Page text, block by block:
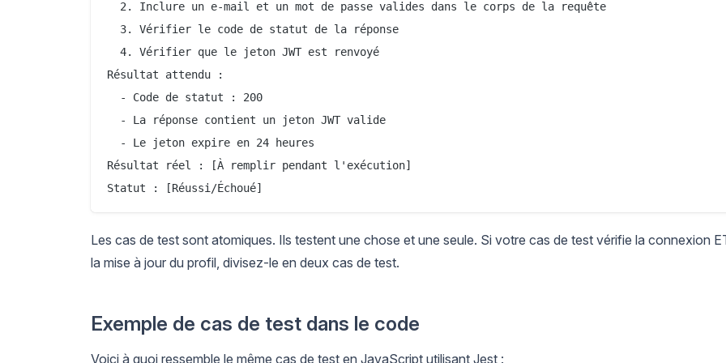
  2. Inclure un e-mail et un mot de passe valides dans le corps de la requête
  3. Vérifier le code de statut de la réponse
  4. Vérifier que le jeton JWT est renvoyé
Résultat attendu :
  - Code de statut : 200
  - La réponse contient un jeton JWT valide
  - Le jeton expire en 24 heures
Résultat réel : [À remplir pendant l'exécution]
Les cas de test sont atomiques. Ils testent une chose et une seule. Si votre cas de test vérifie la connexion
la mise à jour du profil, divisez-le en deux cas de test.
Exemple de cas de test dans le code
Voici à quoi ressemble le même cas de test en JavaScript utilisant Jest :